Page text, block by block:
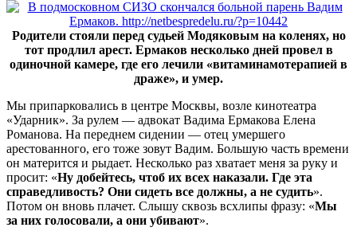
Родители стояли перед судьей Модяковым на коленях, но
тот продлил арест. Ермаков несколько дней провел в
одиночной камере, где его лечили «витаминамотерапией в
драже», и умер.
Мы припарковались в центре Москвы, возле кинотеатра
«Ударник». За рулем — адвокат Вадима Ермакова Елена
Романова. На переднем сидении — отец умершего
арестованного, его тоже зовут Вадим. Большую часть времени
он матерится и рыдает. Несколько раз хватает меня за руку и
просит: «Ну добейтесь, чтоб их всех наказали. Где эта
справедливость? Они сидеть все должны, а не судить».
Потом он вновь плачет. Слышу сквозь всхлипы фразу: «Мы
за них голосовали, а они убивают».